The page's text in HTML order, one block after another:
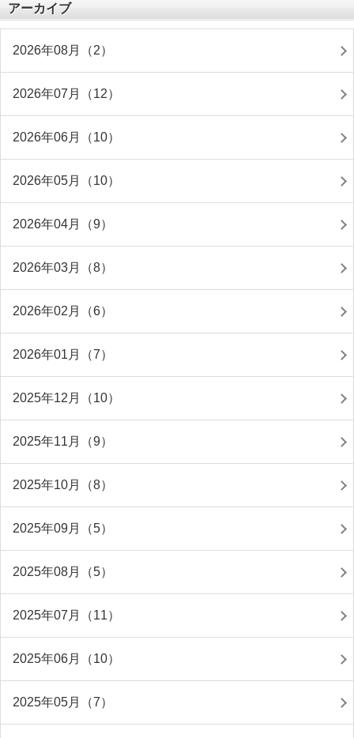
アーカイブ
2026年08月（2）
2026年07月（12）
2026年06月（10）
2026年05月（10）
2026年04月（9）
2026年03月（8）
2026年02月（6）
2026年01月（7）
2025年12月（10）
2025年11月（9）
2025年10月（8）
2025年09月（5）
2025年08月（5）
2025年07月（11）
2025年06月（10）
2025年05月（7）